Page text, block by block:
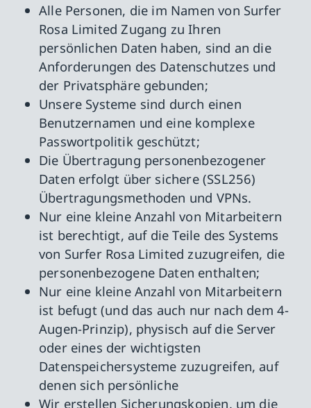
Alle Personen, die im Namen von Surfer
Rosa Limited Zugang zu Ihren
persönlichen Daten haben, sind an die
Anforderungen des Datenschutzes und
der Privatsphäre gebunden;
Unsere Systeme sind durch einen
Benutzernamen und eine komplexe
Passwortpolitik geschützt;
Die Übertragung personenbezogener
Daten erfolgt über sichere (SSL256)
Übertragungsmethoden und VPNs.
Nur eine kleine Anzahl von Mitarbeitern
ist berechtigt, auf die Teile des Systems
von Surfer Rosa Limited zuzugreifen, die
personenbezogene Daten enthalten;
Nur eine kleine Anzahl von Mitarbeitern
ist befugt (und das auch nur nach dem 4-
Augen-Prinzip), physisch auf die Server
oder eines der wichtigsten
Datenspeichersysteme zuzugreifen, auf
denen sich persönliche
Wir erstellen Sicherungskopien, um die